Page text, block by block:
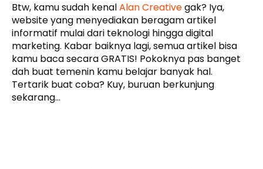
Btw, kamu sudah kenalAlan Creativegak? Iya,
website yang menyediakan beragam artikel
informatif mulai dari teknologi hingga digital
marketing. Kabar baiknya lagi, semua artikel bisa
kamu baca secara GRATIS! Pokoknya pas banget
dah buat temenin kamu belajar banyak hal.
Tertarik buat coba? Kuy, buruan berkunjung
sekarang…